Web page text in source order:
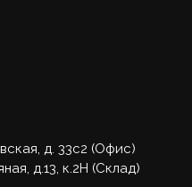
д. 33с2 (Офис)
д.13, к.2Н (Склад)